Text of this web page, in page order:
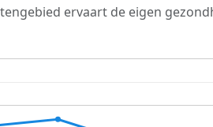
ervaart de eigen